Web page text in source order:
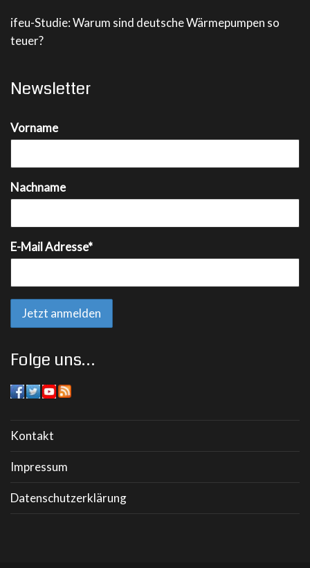
ifeu-Studie: Warum sind deutsche Wärmepumpen so
teuer?
Newsletter
Vorname
Nachname
E-Mail Adresse*
Folge uns…
Kontakt
Impressum
Datenschutzerklärung